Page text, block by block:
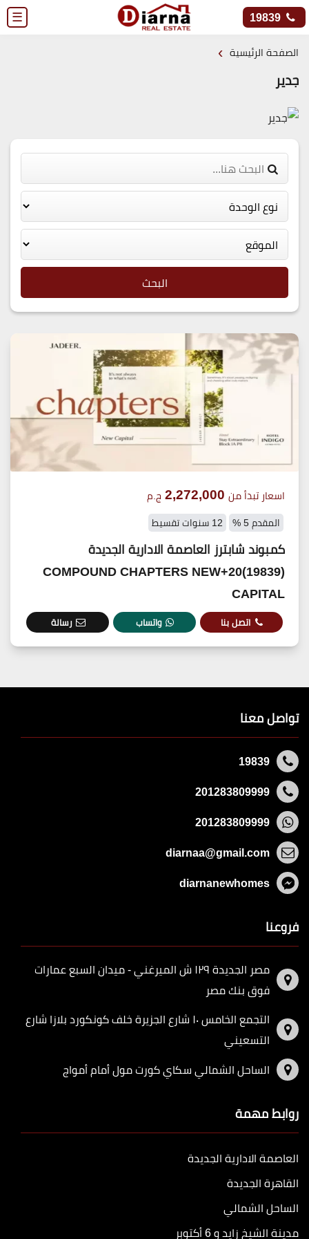
☰ 19839
الصفحة الرئيسية ›
جدير
البحث
اسعار تبدأ من 2,272,000 ج.م
المقدم 5 % 12 سنوات تقسيط
كمبوند شابترز العاصمة الادارية الجديدة
(19839)20+COMPOUND CHAPTERS NEW
CAPITAL
اتصل بنا واتساب رسالة
تواصل معنا
19839
201283809999
201283809999
diarnaa@gmail.com
diarnanewhomes
فروعنا
مصر الجديدة ١٢٩ ش الميرغني - ميدان السبع عمارات
فوق بنك مصر
التجمع الخامس ١٠ شارع الجزيرة خلف كونكورد بلازا شارع
التسعيني
الساحل الشمالي سكاي كورت مول أمام أمواج
روابط مهمة
العاصمة الادارية الجديدة
القاهرة الجديدة
الساحل الشمالي
مدينة الشيخ زايد و 6 أكتوبر